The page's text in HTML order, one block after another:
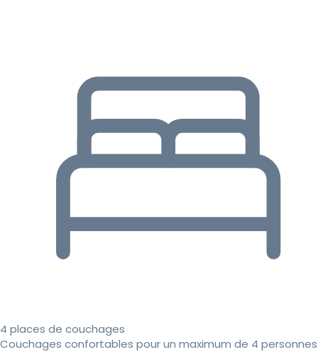
4 places de couchages
Couchages confortables pour un maximum de 4 personnes